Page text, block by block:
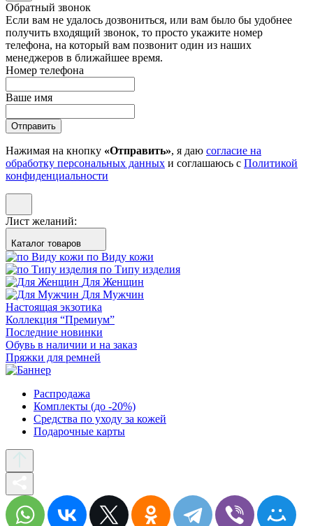
Обратный звонок
Если вам не удалось дозвониться, или вам было бы удобнее
получить входящий звонок, то просто укажите номер
телефона, на который вам позвонит один из наших
менеджеров в ближайшее время.
Номер телефона
Ваше имя
Отправить
Нажимая на кнопку «Отправить», я даю согласие на
обработку персональных данных и соглашаюсь с Политикой
конфиденциальности
Лист желаний:
Каталог товаров
по Виду кожи
по Типу изделия
Для Женщин
Для Мужчин
Настоящая экзотика
Коллекция “Премиум”
Последние новинки
Обувь в наличии и на заказ
Пряжки для ремней
Распродажа
Комплекты (до -20%)
Средства по уходу за кожей
Подарочные карты